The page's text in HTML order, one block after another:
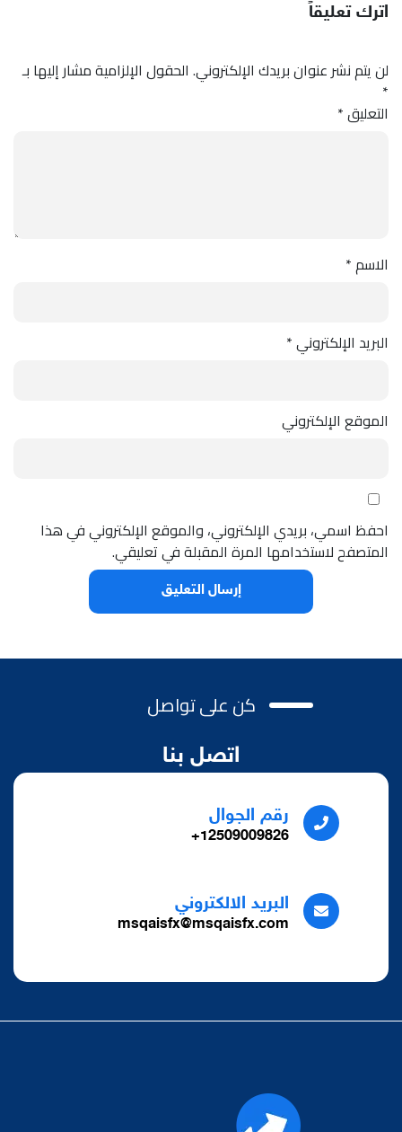
اترك تعليقاً
لن يتم نشر عنوان بريدك الإلكتروني. الحقول الإلزامية مشار إليها بـ
*
التعليق*
الاسم*
البريد الإلكتروني*
الموقع الإلكتروني
احفظ اسمي، بريدي الإلكتروني، والموقع الإلكتروني في هذا
المتصفح لاستخدامها المرة المقبلة في تعليقي.
كن على تواصل
اتصل بنا
رقم الجوال
12509009826+
البريد الالكتروني
msqaisfx@msqaisfx.com